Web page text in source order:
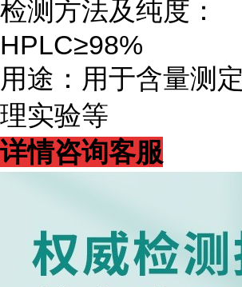
检测方法及纯度：
HPLC≥98%
用途：用于含量测
理实验等
详情咨询客服